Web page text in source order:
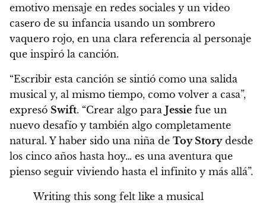
emotivo mensaje en redes sociales y un video
casero de su infancia usando un sombrero
vaquero rojo, en una clara referencia al personaje
que inspiró la canción.
“Escribir esta canción se sintió como una salida
musical y, al mismo tiempo, como volver a casa”,
expresó Swift. “Crear algo para Jessie fue un
nuevo desafío y también algo completamente
natural. Y haber sido una niña de Toy Storydesde
los cinco años hasta hoy… es una aventura que
pienso seguir viviendo hasta el infinito y más allá”.
Writing this song felt like a musical